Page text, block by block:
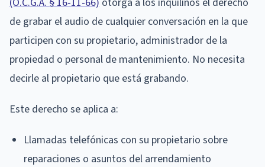
de grabar el audio de cualquier conversación en la que
participen con su propietario, administrador de la
propiedad o personal de mantenimiento. No necesita
decirle al propietario que está grabando.
Este derecho se aplica a:
Llamadas telefónicas con su propietario sobre
reparaciones o asuntos del arrendamiento